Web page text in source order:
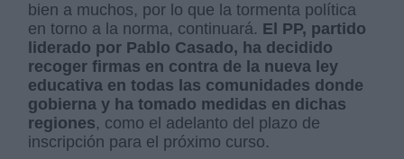
bien a muchos, por lo que la tormenta política
en torno a la norma, continuará. El PP, partido
liderado por Pablo Casado, ha decidido
recoger firmas en contra de la nueva ley
educativa en todas las comunidades donde
gobierna y ha tomado medidas en dichas
regiones, como el adelanto del plazo de
inscripción para el próximo curso.